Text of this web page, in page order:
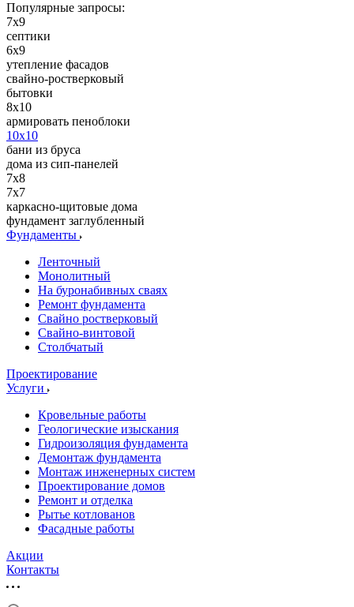
Популярные запросы:
7x9
септики
6x9
утепление фасадов
свайно-ростверковый
бытовки
8x10
армировать пеноблоки
10x10
бани из бруса
дома из сип-панелей
7x8
7x7
каркасно-щитовые дома
фундамент заглубленный
Фундаменты
Ленточный
Монолитный
На буронабивных сваях
Ремонт фундамента
Свайно ростверковый
Свайно-винтовой
Столбчатый
Проектирование
Услуги
Кровельные работы
Геологические изыскания
Гидроизоляция фундамента
Демонтаж фундамента
Монтаж инженерных систем
Проектирование домов
Ремонт и отделка
Рытье котлованов
Фасадные работы
Акции
Контакты